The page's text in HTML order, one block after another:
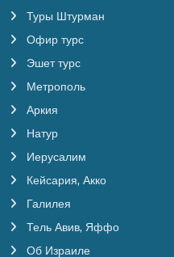
Туры Штурман
Офир турс
Эшет турс
Метрополь
Аркия
Натур
Иерусалим
Кейсария, Акко
Галилея
Тель Авив, Яффо
Об Израиле